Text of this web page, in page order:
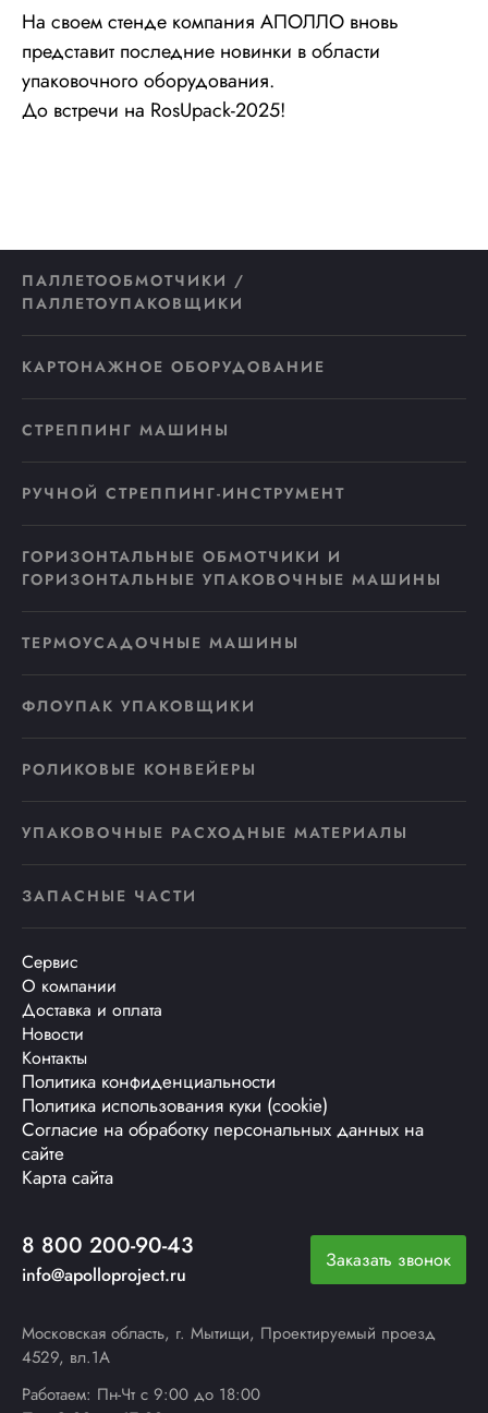
На своем стенде компания АПОЛЛО вновь
представит последние новинки в области
упаковочного оборудования.
До встречи на RosUpack-2025!
ПАЛЛЕТООБМОТЧИКИ /
ПАЛЛЕТОУПАКОВЩИКИ
КАРТОНАЖНОЕ ОБОРУДОВАНИЕ
СТРЕППИНГ МАШИНЫ
РУЧНОЙ СТРЕППИНГ-ИНСТРУМЕНТ
ГОРИЗОНТАЛЬНЫЕ ОБМОТЧИКИ И
ГОРИЗОНТАЛЬНЫЕ УПАКОВОЧНЫЕ МАШИНЫ
ТЕРМОУСАДОЧНЫЕ МАШИНЫ
ФЛОУПАК УПАКОВЩИКИ
РОЛИКОВЫЕ КОНВЕЙЕРЫ
УПАКОВОЧНЫЕ РАСХОДНЫЕ МАТЕРИАЛЫ
ЗАПАСНЫЕ ЧАСТИ
Сервис
О компании
Доставка и оплата
Новости
Контакты
Политика конфиденциальности
Политика использования куки (cookie)
Согласие на обработку персональных данных на
сайте
Карта сайта
8 800 200-90-43
info@apolloproject.ru
Заказать звонок
Московская область, г. Мытищи, Проектируемый проезд
4529, вл.1А
Работаем: Пн-Чт с 9:00 до 18:00